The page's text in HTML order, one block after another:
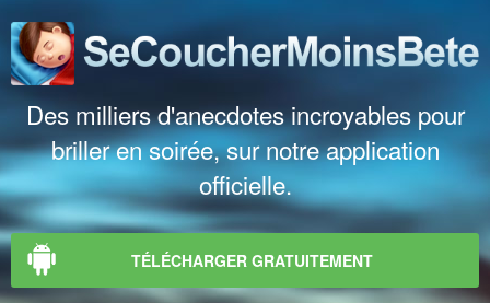
Des milliers d'anecdotes incroyables pour
briller en soirée, sur notre application
officielle.
TÉLÉCHARGER GRATUITEMENT